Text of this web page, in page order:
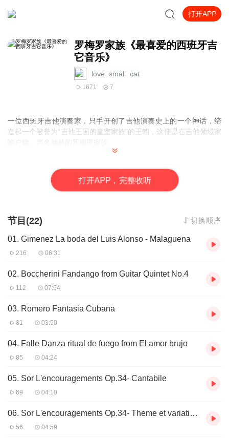
打开APP
罗梅罗家族《最喜爱的西班牙吉
它音乐》
love_small_cat
1671 7
一位西斑牙吉他演奏家，只手开创了吉他演奏史上的一个神话，缔
造起一个被誉为“吉他王国的皇室家族”的王朝，这便是在吉他领域家
他1913年3月2日出生在古巴的港口城市锡恩富戈斯。塞列多尼奥自
小对音乐就有着极高的悟性。可以说他的吉他演奏基本上是无师自
塞林·罗梅罗（celin Romero )，长者型演奏家。作为父亲塞列多尼
奥的长子，塞林在父亲创建罗梅罗四重奏中的重要作用是不言而喻
的，他是父亲的得力助手，是弟弟们的榜样。四重奏组成立四十五
十五年了。时至今日，他仍是这个驰誉世界的吉他四重奏组的舵
手，在维护和光大家族事业上引领着家族成员们沿着正确的航线一
佩佩·罗梅罗（Pepe Romero )，学者型演奏家。在罗梅罗家族成员
中，唯有佩佩戴着一副眼镜，突显出他的博学与睿智。事实也是如
爱好古典吉他艺术的人们。在他最辉煌的上个世纪八九十年代，他
既参加四重奏的演出，又作为独奏音乐家在世界乐坛频频留下自己
的高手，演技精湛娴熟，出神人化，然而更难能可贵的是他能够将
民间的弗拉门戈吉他艺术也发挥得同样淋漓尽致。
安杰尔·罗梅罗（Angel Romero )，明星型演奏家。安杰尔的演奏以
技艺精湛，音色华丽著称。《温哥华太阳报》 的评论形容他“右手敏
打开APP，完整收听
节目(22) 切换顺序
01. Gimenez La boda del Luis Alonso - Malaguena
216 06:31
02. Boccherini Fandango from Guitar Quintet No.4
112 07:54
03. Romero Fantasia Cubana
81 03:50
04. Falle Danza ritual de fuego from El amor brujo
85 04:24
05. Sor L'encouragements Op.34- Cantabile
69 04:10
06. Sor L'encouragements Op.34- Theme et variations
56 04:59